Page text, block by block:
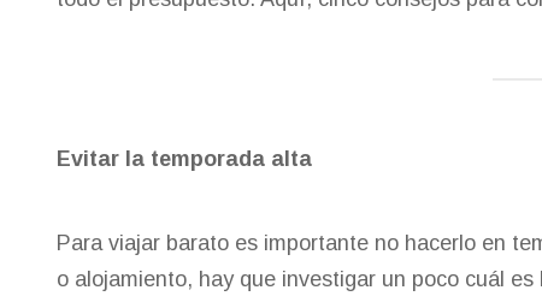
Evitar la temporada alta
Para viajar barato es importante no hacerlo en
o alojamiento, hay que investigar un poco cuál